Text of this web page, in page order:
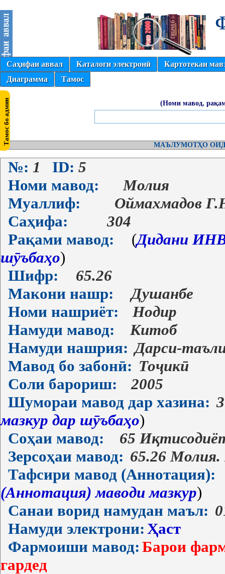
Саҳифаи аввал Каталоги электронӣ
Картотекаи
Диаграмма
Тамос
(Номи мавод,
МАЪЛУМОТҲО
№: 1 ID: 5
Номи мавод:
Молия
Муаллиф:
Оймахмадов
Саҳифа:
304
Рақами мавод:
(Дидани
шӯъбаҳо)
Шифр:
65.26
Макони нашр:
Душанбе
Номи нашриёт:
Нодир
Намуди мавод:
Китоб
Намуди нашрия: Дарси-
Мавод бо забонӣ: Тоҷикӣ
Соли барориш:
2005
Шумораи мавод дар хазина:
мазкур дар шӯъбаҳо)
Соҳаи мавод:
65
Зерсоҳаи мавод: 65.26 Молия.
Тафсири мавод (Аннотация):
(Аннотация) маводи мазкур)
Санаи ворид намудан маъл:
Намуди электрони: Ҳаст
Фармоиши мавод: Барои
гардед